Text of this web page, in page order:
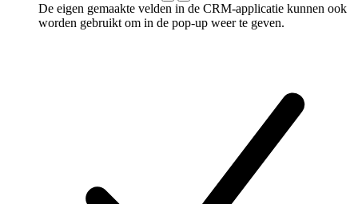
De eigen gemaakte velden in de CRM-applicatie kunnen ook
worden gebruikt om in de pop-up weer te geven.